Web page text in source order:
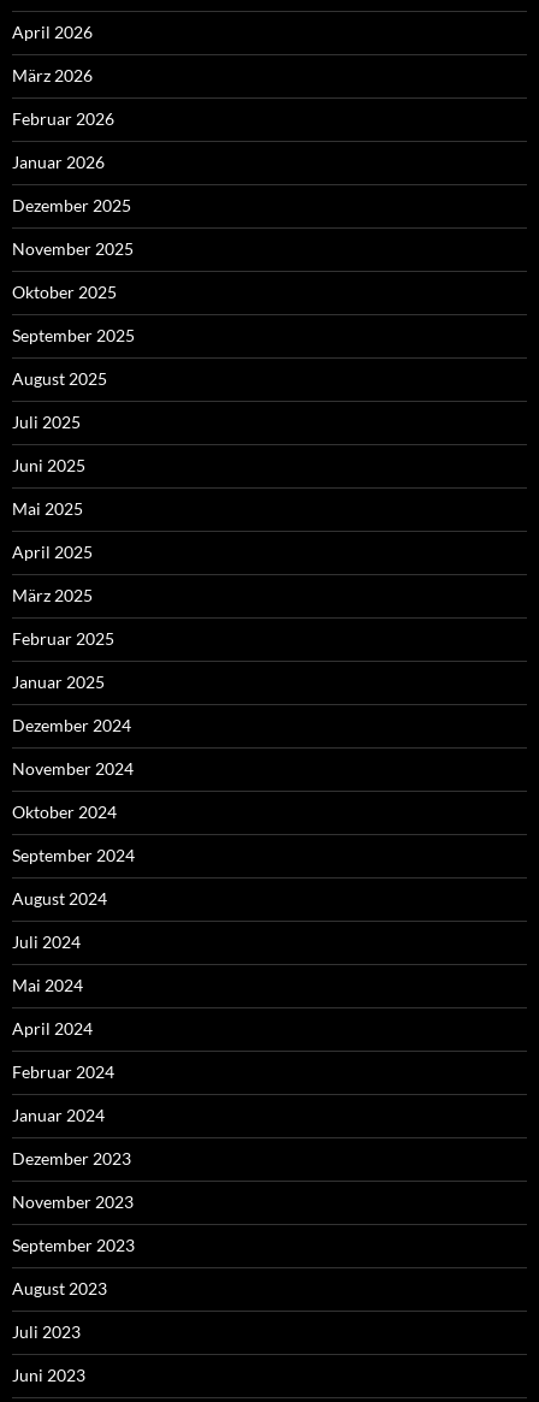
April 2026
März 2026
Februar 2026
Januar 2026
Dezember 2025
November 2025
Oktober 2025
September 2025
August 2025
Juli 2025
Juni 2025
Mai 2025
April 2025
März 2025
Februar 2025
Januar 2025
Dezember 2024
November 2024
Oktober 2024
September 2024
August 2024
Juli 2024
Mai 2024
April 2024
Februar 2024
Januar 2024
Dezember 2023
November 2023
September 2023
August 2023
Juli 2023
Juni 2023